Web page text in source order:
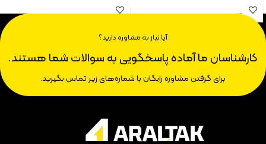
آیا نیاز به مشاوره دارید؟
کارشناسان ما آماده پاسخگویی به سوالات شما هستند.
برای گرفتن مشاوره رایگان با شماره‌های زیر تماس بگیرید.